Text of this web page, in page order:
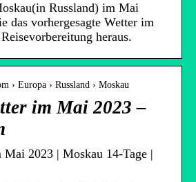
Russland) im Mai
das vorhergesagte Wetter im
heraus.
› Europa › Russland › Moskau
im Mai 2023 –
2023 | Moskau 14-Tage |